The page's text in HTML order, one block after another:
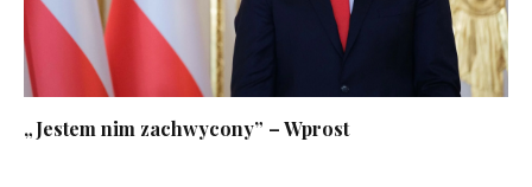
„Jestem nim zachwycony” – Wprost